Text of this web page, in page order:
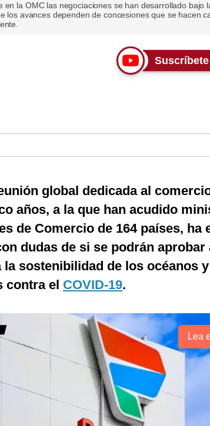
en la OMC las negociaciones se han desarrollado bajo
los avances dependen de concesiones que se hacen
global dedicada al
años, a la que han acudido
de Comercio de 164 países, ha
dudas de si se podrán aprobar
la sostenibilidad de los océanos
contra el COVID-19.
Lea